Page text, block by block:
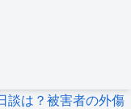
談は？被害者の外傷